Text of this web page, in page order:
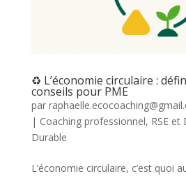
♻️ L’économie circulaire :
conseils pour PME
par
| Coaching professionnel, RSE
Durable
L’économie circulaire, c’est quoi